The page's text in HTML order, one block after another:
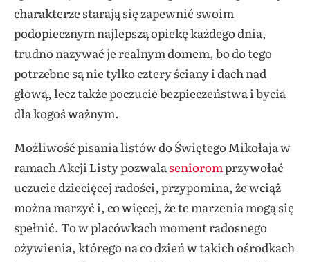
charakterze starają się zapewnić swoim
podopiecznym najlepszą opiekę każdego dnia,
trudno nazywać je realnym domem, bo do tego
potrzebne są nie tylko cztery ściany i dach nad
głową, lecz także poczucie bezpieczeństwa i bycia
dla kogoś ważnym.
Możliwość pisania listów do Świętego Mikołaja w
ramach Akcji Listy pozwalasenioromprzywołać
uczucie dziecięcej radości, przypomina, że wciąż
można marzyć i, co więcej, że te marzenia mogą się
spełnić. To w placówkach moment radosnego
ożywienia, którego na co dzień w takich ośrodkach